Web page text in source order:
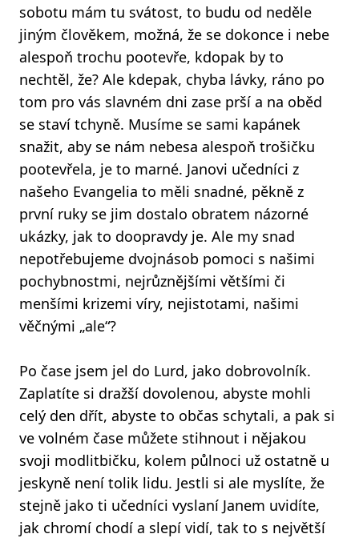
sobotu mám tu svátost, to budu od neděle
jiným člověkem, možná, že se dokonce i nebe
alespoň trochu pootevře, kdopak by to
nechtěl, že? Ale kdepak, chyba lávky, ráno po
tom pro vás slavném dni zase prší a na oběd
se staví tchyně. Musíme se sami kapánek
snažit, aby se nám nebesa alespoň trošičku
pootevřela, je to marné. Janovi učedníci z
našeho Evangelia to měli snadné, pěkně z
první ruky se jim dostalo obratem názorné
ukázky, jak to doopravdy je. Ale my snad
nepotřebujeme dvojnásob pomoci s našimi
pochybnostmi, nejrůznějšími většími či
menšími krizemi víry, nejistotami, našimi
věčnými „ale“?
Po čase jsem jel do Lurd, jako dobrovolník.
Zaplatíte si dražší dovolenou, abyste mohli
celý den dřít, abyste to občas schytali, a pak si
ve volném čase můžete stihnout i nějakou
svoji modlitbičku, kolem půlnoci už ostatně u
jeskyně není tolik lidu. Jestli si ale myslíte, že
stejně jako ti učedníci vyslaní Janem uvidíte,
jak chromí chodí a slepí vidí, tak to s největší